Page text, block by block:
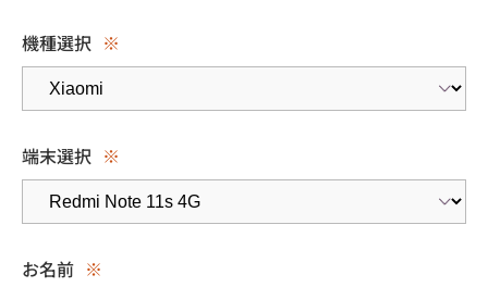
機種選択 ※
端末選択 ※
お名前 ※